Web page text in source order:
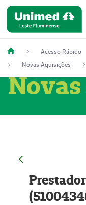
Acesso Rápido
Novas Aquisições